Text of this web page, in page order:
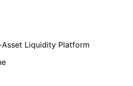
Liquidity Platform